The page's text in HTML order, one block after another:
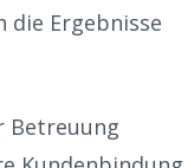
Ergebnisse
Betreuung